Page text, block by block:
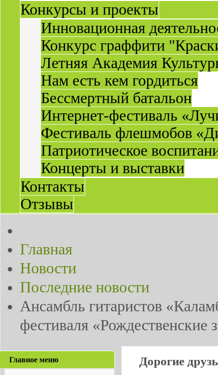
Конкурсы и проекты
Инновационная
Конкурс граффити
Летняя Академия
Нам есть кем гордиться
Бессмертный батальон
Интернет-фестиваль
Фестиваль флешмобов
Патриотическое
Концерты и выставки
Контакты
Отзывы
Главная
Новости
Последние новости
Ансамбль гитаристов
фестиваля «Рождественские
Главное меню
Дорогие